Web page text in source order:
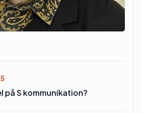
på S kommunikation?